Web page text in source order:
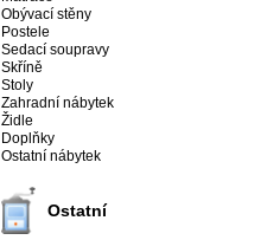
Obývací stěny
Postele
Sedací soupravy
Skříně
Stoly
Zahradní nábytek
Židle
Doplňky
Ostatní nábytek
Ostatní